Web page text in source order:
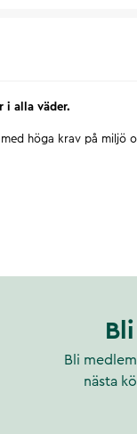
i alla väder.
höga krav på miljö
Bli
nästa